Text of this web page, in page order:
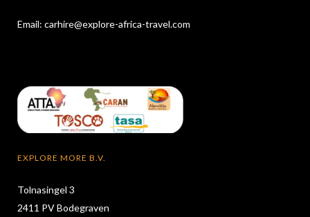
Email: carhire@explore-africa-travel.com
EXPLORE MORE B.V.
Tolnasingel 3
2411 PV Bodegraven